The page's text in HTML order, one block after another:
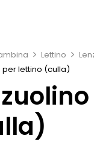
Lettino
per lettino (culla)